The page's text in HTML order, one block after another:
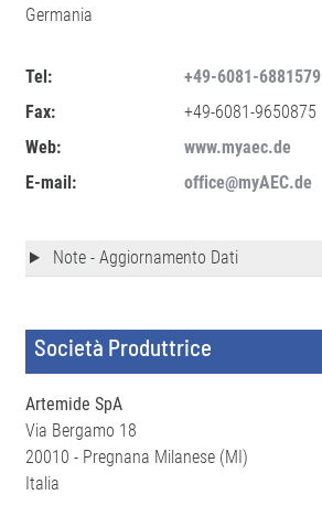
Germania
Tel:
+49-6081-6881579
Fax:
+49-6081-9650875
Web:
www.myaec.de
E-mail:
office@myAEC.de
Note - Aggiornamento Dati
Società Produttrice
Artemide SpA
Via Bergamo 18
20010 - Pregnana Milanese (MI)
Italia